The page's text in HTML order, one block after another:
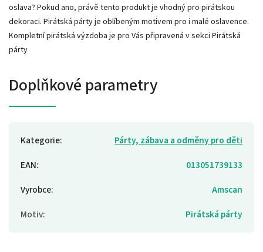
oslava? Pokud ano, právě tento produkt je vhodný pro pirátskou
dekoraci. Pirátská párty je oblíbeným motivem pro i malé oslavence.
Kompletní pirátská výzdoba je pro Vás připravená v sekci Pirátská
párty
Doplňkové parametry
Kategorie:
Párty, zábava a odměny pro děti
EAN:
013051739133
Vyrobce:
Amscan
Motiv: Pirátská párty